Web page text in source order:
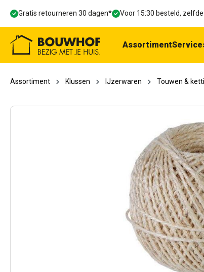
Ga naar de hoofdnavigatie
Gratis retourneren 30 dagen* Voor 15:30 besteld,
Assortiment
Assortiment Klussen IJzerwaren Touwen &